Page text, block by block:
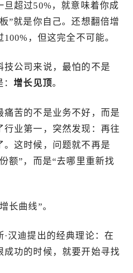
旦超过50%，就意味着你成
”就是你自己。还想翻倍增
，但这完全不可能。
技公司来说，最怕的不是
：增长见顶。
痛苦的不是业务不好，而是
行业第一，突然发现：再往
。这时候，问题就不再是
额”，而是“去哪里重新找
长曲线”。
汉迪提出的经典理论：在
成功的时候，就要开始寻找